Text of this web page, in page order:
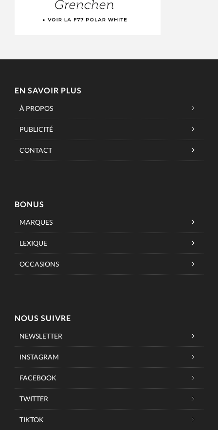
EN SAVOIR PLUS
À PROPOS
PUBLICITÉ
CONTACT
BONUS
MARQUES
LEXIQUE
OCCASIONS
NOUS SUIVRE
NEWSLETTER
INSTAGRAM
FACEBOOK
TWITTER
TIKTOK